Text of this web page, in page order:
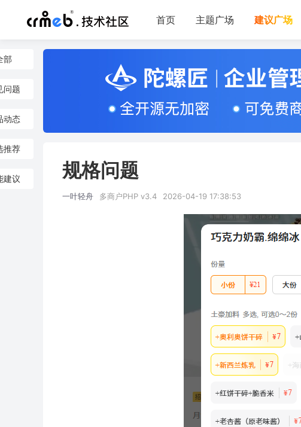
首页 主题广场 建议广场
部
问题
动态
推荐
建议 规格问题
一叶轻舟 多商户PHP v3.4 2026-04-19 17:38:53